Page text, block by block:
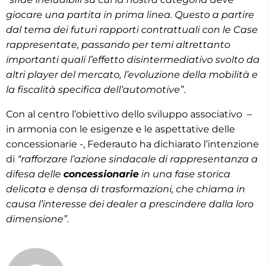
giocare una partita in prima linea. Questo a partire
dal tema dei futuri rapporti contrattuali con le Case
rappresentate, passando per temi altrettanto
importanti quali l’effetto disintermediativo svolto da
altri player del mercato, l’evoluzione della mobilità e
la fiscalità specifica dell’automotive”.
Con al centro l’obiettivo dello sviluppo associativo –
in armonia con le esigenze e le aspettative delle
concessionarie -, Federauto ha dichiarato l’intenzione
di “rafforzare l’azione sindacale di rappresentanza a
difesa delle concessionarie in una fase storica
delicata e densa di trasformazioni, che chiama in
causa l’interesse dei dealer a prescindere dalla loro
dimensione”.